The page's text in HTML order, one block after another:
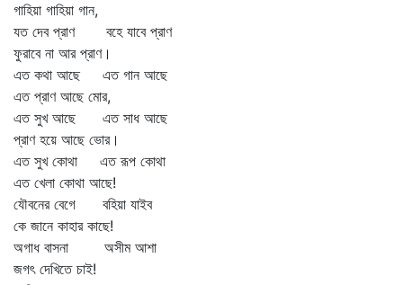
গাহিয়া গাহিয়া গান,
যত দেব প্রাণ বহে যাবে প্রাণ
ফুরাবে না আর প্রাণ।
এত কথা আছে এত গান আছে
এত প্রাণ আছে মোর,
এত সুখ আছে এত সাধ আছে
প্রাণ হয়ে আছে ভোর।
এত সুখ কোথা এত রূপ কোথা
এত খেলা কোথা আছে!
যৌবনের বেগে বহিয়া যাইব
কে জানে কাহার কাছে!
অগাধ বাসনা অসীম আশা
জগৎ দেখিতে চাই!